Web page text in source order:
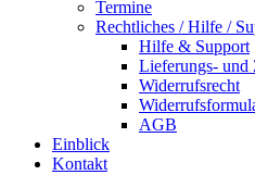
Termine
Rechtliches / Hilfe /
Hilfe & Support
Lieferungs- und
Widerrufsrecht
AGB
Einblick
Kontakt